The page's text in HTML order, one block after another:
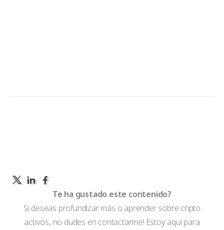
Te ha gustado este contenido?
Si deseas profundizar más o aprender sobre cripto
activos, no dudes en contactarme! Estoy aquí para